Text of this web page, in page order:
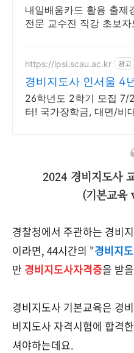
직자 실업자 국비지원
내일배움카드 활용 출제
전문 교수진 직강 초보자
험준비 노하우 전수
https://ipsi.scau.ac.kr 광고
경비지도사 인서울 4
26학년도 2학기 모집 7/
터! 국가장학금, 대면/비
2024 경비지도사
(기본교육
경찰청에서 주관하는 경비
이라면, 44시간의 "경비지
만 경비지도사자격증을 받
경비지도사 기본교육은 경
비지도사 자격시험에 합격
셔야하는데요.